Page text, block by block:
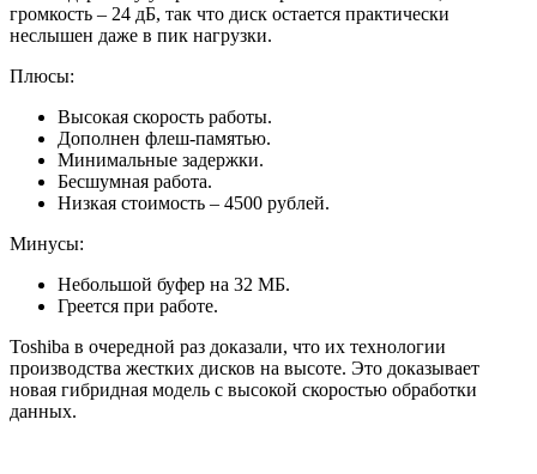
громкость – 24 дБ, так что диск остается практически
неслышен даже в пик нагрузки.
Плюсы:
Высокая скорость работы.
Дополнен флеш-памятью.
Минимальные задержки.
Бесшумная работа.
Низкая стоимость – 4500 рублей.
Минусы:
Небольшой буфер на 32 МБ.
Греется при работе.
Toshiba в очередной раз доказали, что их технологии
производства жестких дисков на высоте. Это доказывает
новая гибридная модель с высокой скоростью обработки
данных.